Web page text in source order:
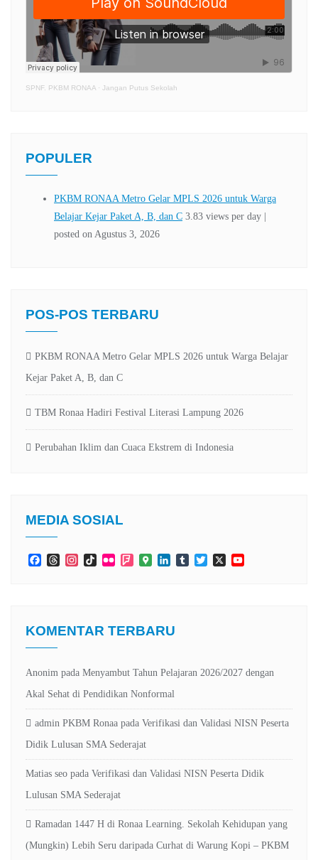
SPNF. PKBM RONAA · Jangan Putus Sekolah
POPULER
POS-POS TERBARU
PKBM RONAA Metro Gelar MPLS 2026 untuk Warga Belajar
Kejar Paket A, B, dan C
TBM Ronaa Hadiri Festival Literasi Lampung 2026
Perubahan Iklim dan Cuaca Ekstrem di Indonesia
MEDIA SOSIAL
FacebookThreadsInstagramTikTokFlickr Foursquare
GoogleLinkedInTumblrTwitter
X
KOMENTAR TERBARU
Anonim pada Menyambut Tahun Pelajaran 2026/2027 dengan
Akal Sehat di Pendidikan Nonformal
admin PKBM Ronaa pada Verifikasi dan Validasi NISN Peserta
Didik Lulusan SMA Sederajat
Matias seo pada Verifikasi dan Validasi NISN Peserta Didik
Lulusan SMA Sederajat
Ramadan 1447 H di Ronaa Learning. Sekolah Kehidupan yang
(Mungkin) Lebih Seru daripada Curhat di Warung Kopi – PKBM